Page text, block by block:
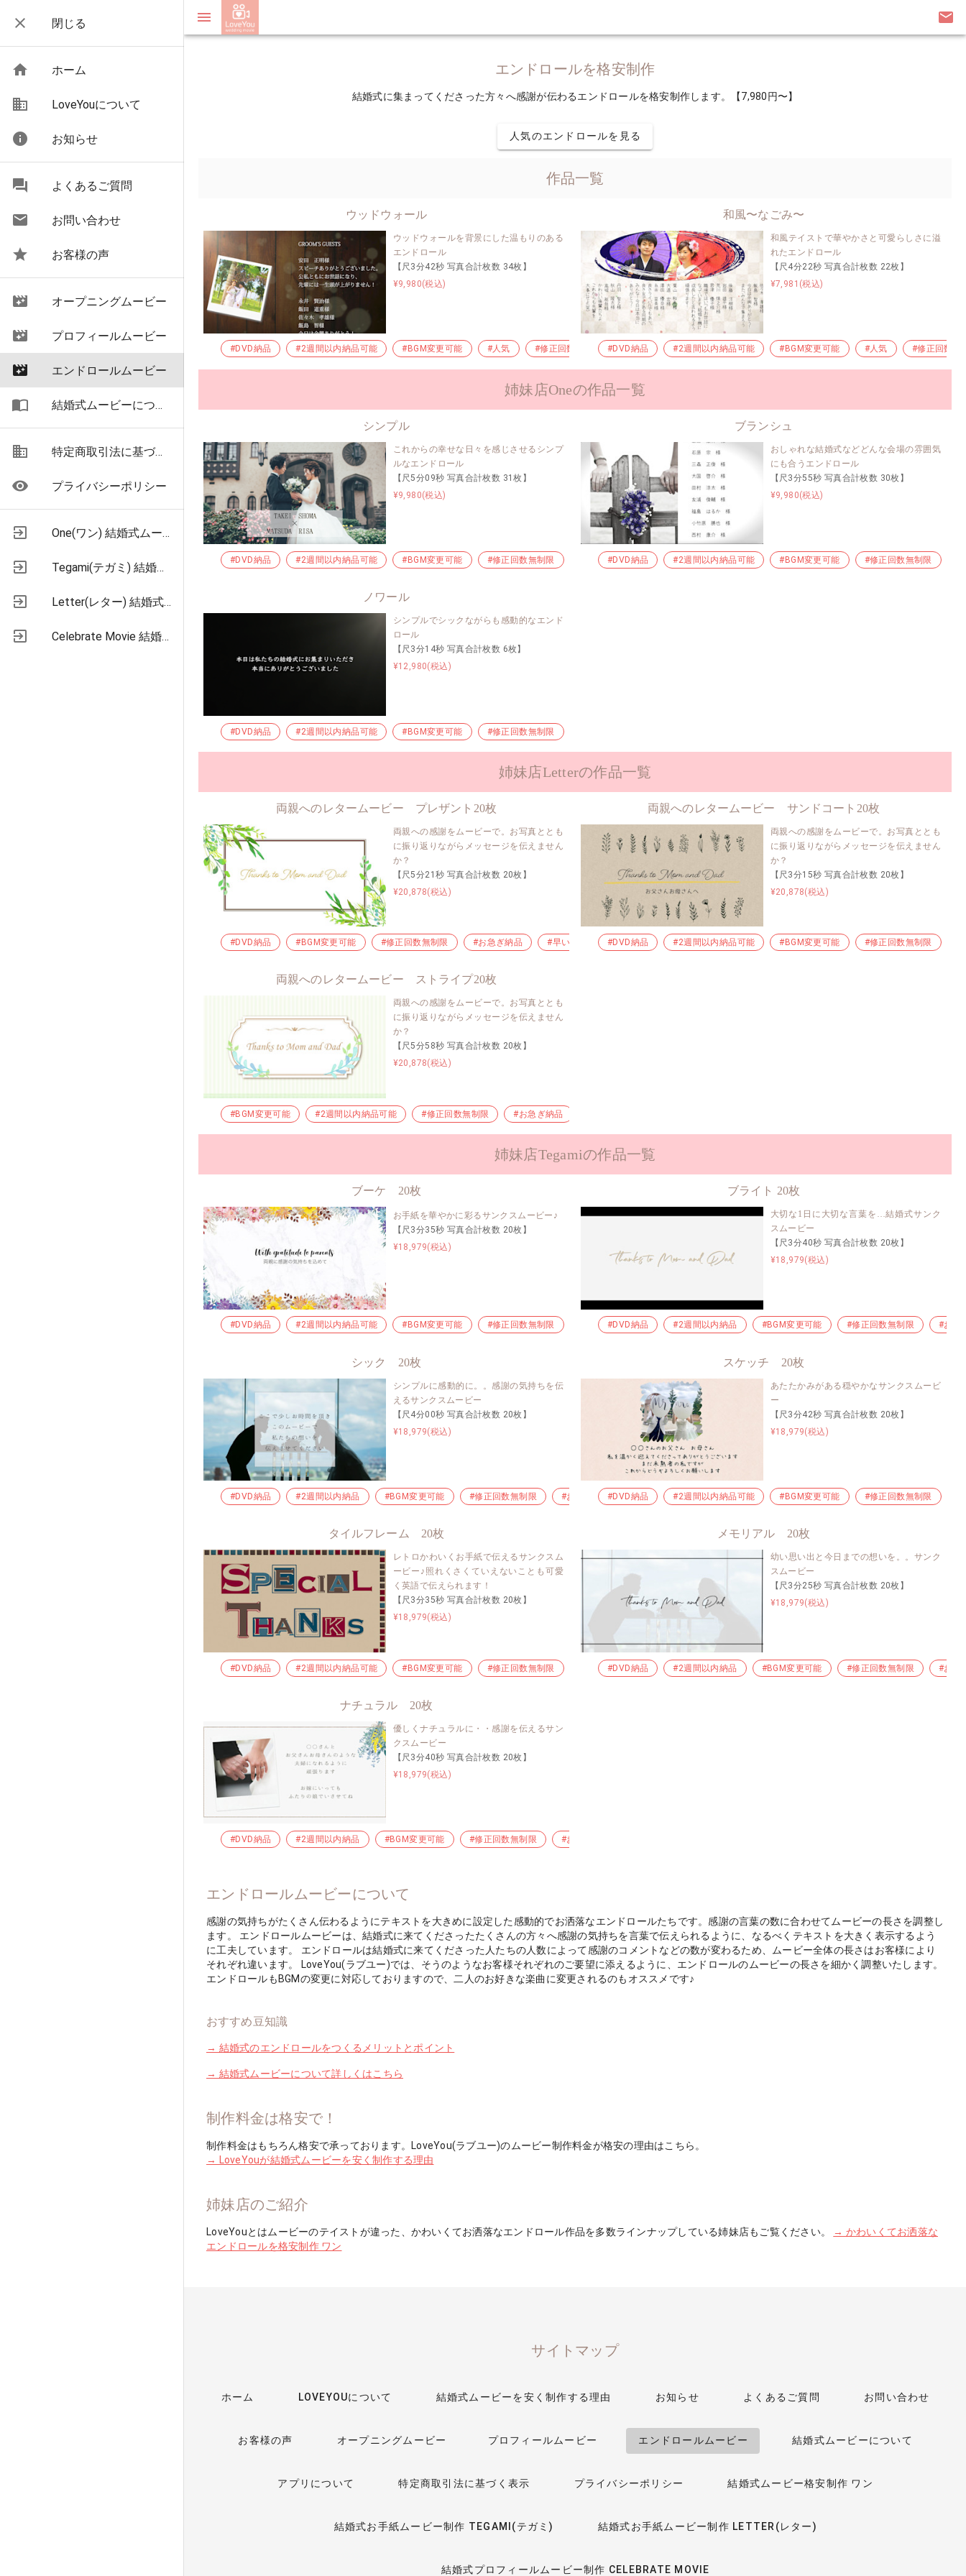
menu email
close 閉じる
home ホーム
business LoveYouについて
info お知らせ
question_answer よくあるご質問
email お問い合わせ
star お客様の声
movie_filter オープニングムービー
movie_filter プロフィールムービー
movie_filter エンドロールムービー
import_contacts 結婚式ムービーについて
business 特定商取引法に基づく表示
remove_red_eye プライバシーポリシー
exit_to_app One(ワン) 結婚式ムービー格安制作
exit_to_app Tegami(テガミ) 結婚式お手紙ムービー制作
exit_to_app Letter(レター) 結婚式お手紙ムービー制作
exit_to_app Celebrate Movie 結婚式プロフィールムービー制作
エンドロールを格安制作
結婚式に集まってくださった方々へ感謝が伝わるエンドロールを格安制作します。【7,980円〜】
人気のエンドロールを見る
作品一覧
ウッドウォール
ウッドウォールを背景にした温もりのある
エンドロール
【尺3分42秒 写真合計枚数 34枚】
¥9,980(税込)
#DVD納品 #2週間以内納品可能 #BGM変更可能 #人気 #修正回数無制限 #お急ぎ納品 #早い納品 #シンプル #感謝 #ナチュラル
和風〜なごみ〜
和風テイストで華やかさと可愛らしさに溢
れたエンドロール
【尺4分22秒 写真合計枚数 22枚】
¥7,981(税込)
#DVD納品 #2週間以内納品可能 #BGM変更可能 #人気 #修正回数無
姉妹店Oneの作品一覧
シンプル
これからの幸せな日々を感じさせるシンプ
ルなエンドロール
【尺5分09秒 写真合計枚数 31枚】
¥9,980(税込)
#DVD納品 #2週間以内納品可能 #BGM変更可能 #修正回数無制限 #お急ぎ納品 #早い納品 #プチプラ #格安制作 #エンドロールムービー
ブランシュ
おしゃれな結婚式などどんな会場の雰囲気
にも合うエンドロール
【尺3分55秒 写真合計枚数 30枚】
¥9,980(税込)
#DVD納品 #2週間以内納品可能 #BGM変更可能 #修正回数無制限
ノワール
シンプルでシックながらも感動的なエンド
ロール
【尺3分14秒 写真合計枚数 6枚】
¥12,980(税込)
#DVD納品 #2週間以内納品可能 #BGM変更可能 #修正回数無制限
姉妹店Letterの作品一覧
両親へのレタームービー プレザント20枚
両親への感謝をムービーで。お写真ととも
に振り返りながらメッセージを伝えません
か？
【尺5分21秒 写真合計枚数 20枚】
¥20,878(税込)
#DVD納品 #BGM変更可能 #修正回数無制限 #お急ぎ納品 #早い納品 #格安制作 #レタームービー #制作簡単 #2週間以内納品可能
両親へのレタームービー サンドコート20枚
両親への感謝をムービーで。お写真ととも
に振り返りながらメッセージを伝えません
か？
【尺3分15秒 写真合計枚数 20枚】
¥20,878(税込)
#DVD納品 #2週間以内納品可能 #BGM変更可能 #修正回数無制限
両親へのレタームービー ストライプ20枚
両親への感謝をムービーで。お写真ととも
に振り返りながらメッセージを伝えません
か？
【尺5分58秒 写真合計枚数 20枚】
¥20,878(税込)
#BGM変更可能 #2週間以内納品可能 #修正回数無制限 #お急ぎ納品
姉妹店Tegamiの作品一覧
ブーケ 20枚
お手紙を華やかに彩るサンクスムービー♪
【尺3分35秒 写真合計枚数 20枚】
¥18,979(税込)
#DVD納品 #2週間以内納品可能 #BGM変更可能 #修正回数無制限 #お急ぎ納品 #早い納品 #プチプラ #格安制作 #シンプル #制作簡単
ブライト 20枚
大切な1日に大切な言葉を…結婚式サンク
スムービー
【尺3分40秒 写真合計枚数 20枚】
¥18,979(税込)
#DVD納品 #2週間以内納品 #BGM変更可能 #修正回数無制限 #お急
シック 20枚
シンプルに感動的に。。感謝の気持ちを伝
えるサンクスムービー
【尺4分00秒 写真合計枚数 20枚】
¥18,979(税込)
#DVD納品 #2週間以内納品 #BGM変更可能 #修正回数無制限 #お急ぎ納品 #早い納品 #プチプラ #格安制作 #泣かせる #ビデオレター
スケッチ 20枚
あたたかみがある穏やかなサンクスムービ
ー
【尺3分42秒 写真合計枚数 20枚】
¥18,979(税込)
#DVD納品 #2週間以内納品可能 #BGM変更可能 #修正回数無制限
タイルフレーム 20枚
レトロかわいくお手紙で伝えるサンクスム
ービー♪照れくさくていえないことも可愛
く英語で伝えられます！
【尺3分35秒 写真合計枚数 20枚】
¥18,979(税込)
#DVD納品 #2週間以内納品可能 #BGM変更可能 #修正回数無制限 #お急ぎ納品 #早い納品 #プチプラ #格安制作 #シンプル #制作簡単
メモリアル 20枚
幼い思い出と今日までの想いを。。サンク
スムービー
【尺3分25秒 写真合計枚数 20枚】
¥18,979(税込)
#DVD納品 #2週間以内納品 #BGM変更可能 #修正回数無制限 #お急
ナチュラル 20枚
優しくナチュラルに・・感謝を伝えるサン
クスムービー
【尺3分40秒 写真合計枚数 20枚】
¥18,979(税込)
#DVD納品 #2週間以内納品 #BGM変更可能 #修正回数無制限 #お急ぎ納品
エンドロールムービーについて
感謝の気持ちがたくさん伝わるようにテキストを大きめに設定した感動的でお洒落なエンドロールたちです。感謝の言葉の数に合わせてムービーの長さを調整し
ます。 エンドロールムービーは、結婚式に来てくださったたくさんの方々へ感謝の気持ちを言葉で伝えられるように、なるべくテキストを大きく表示するよう
に工夫しています。 エンドロールは結婚式に来てくださった人たちの人数によって感謝のコメントなどの数が変わるため、ムービー全体の長さはお客様により
それぞれ違います。 LoveYou(ラブユー)では、そうのようなお客様それぞれのご要望に添えるように、エンドロールのムービーの長さを細かく調整いたします。
エンドロールもBGMの変更に対応しておりますので、二人のお好きな楽曲に変更されるのもオススメです♪
おすすめ豆知識
→ 結婚式のエンドロールをつくるメリットとポイント
→ 結婚式ムービーについて詳しくはこちら
制作料金は格安で！
制作料金はもちろん格安で承っております。LoveYou(ラブユー)のムービー制作料金が格安の理由はこちら。
→ LoveYouが結婚式ムービーを安く制作する理由
姉妹店のご紹介
LoveYouとはムービーのテイストが違った、かわいくてお洒落なエンドロール作品を多数ラインナップしている姉妹店もご覧ください。
→ かわいくてお洒落な
エンドロールを格安制作 ワン
サイトマップ
ホーム LOVEYOUについて 結婚式ムービーを安く制作する理由 お知らせ よくあるご質問 お問い合わせ
お客様の声 オープニングムービー プロフィールムービー エンドロールムービー 結婚式ムービーについて
アプリについて 特定商取引法に基づく表示 プライバシーポリシー 結婚式ムービー格安制作 ワン
結婚式お手紙ムービー制作 TEGAMI(テガミ) 結婚式お手紙ムービー制作 LETTER(レター)
結婚式プロフィールムービー制作 CELEBRATE MOVIE